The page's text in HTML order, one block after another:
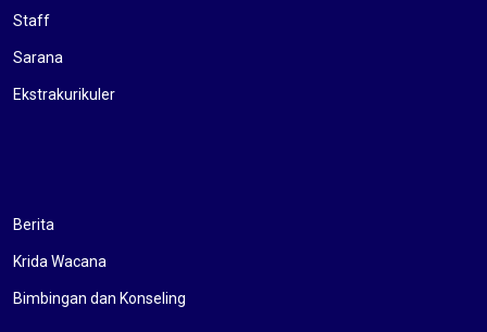
Staff
Sarana
Ekstrakurikuler
Berita
Krida Wacana
Bimbingan dan Konseling